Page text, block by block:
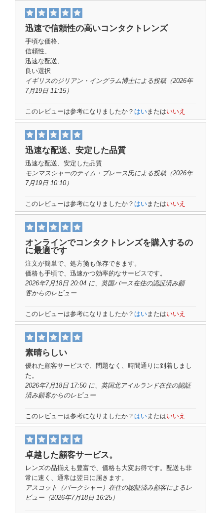
迅速で信頼性の高いコンタクトレンズ
手頃な価格、
信頼性、
迅速な配送、
良い選択
イギリスのジリアン・イングラム博士による投稿（2026年
7月19日 11:15）
このレビューは参考になりましたか？ はいまたはいいえ
迅速な配送、安定した品質
迅速な配送、安定した品質
モンマスシャーのティム・ブレース氏による投稿（2026年
7月19日 10:10）
このレビューは参考になりましたか？ はいまたはいいえ
オンラインでコンタクトレンズを購入するの
に最適です
注文が簡単で、処方箋も保存できます。
価格も手頃で、迅速かつ効率的なサービスです。
2026年7月18日 20:04 に、英国バース在住の認証済み顧
客からのレビュー
このレビューは参考になりましたか？ はいまたはいいえ
素晴らしい
優れた顧客サービスで、問題なく、時間通りに到着しまし
た。
2026年7月18日 17:50 に、英国北アイルランド在住の認証
済み顧客からのレビュー
このレビューは参考になりましたか？ はいまたはいいえ
卓越した顧客サービス。
レンズの品揃えも豊富で、価格も大変お得です。配送も非
常に速く、通常は翌日に届きます。
アスコット（バークシャー）在住の認証済み顧客によるレ
ビュー （2026年7月18日 16:25）